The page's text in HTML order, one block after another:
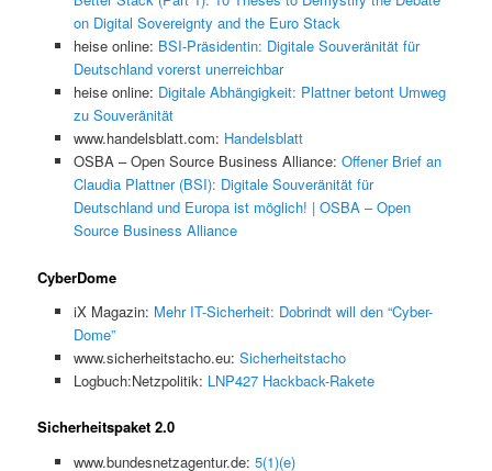
on Digital Sovereignty and the Euro Stack
heise online: BSI-Präsidentin: Digitale Souveränität für
Deutschland vorerst unerreichbar
heise online: Digitale Abhängigkeit: Plattner betont Umweg
zu Souveränität
www.handelsblatt.com: Handelsblatt
OSBA – Open Source Business Alliance: Offener Brief an
Claudia Plattner (BSI): Digitale Souveränität für
Deutschland und Europa ist möglich! | OSBA – Open
Source Business Alliance
CyberDome
iX Magazin: Mehr IT-Sicherheit: Dobrindt will den “Cyber-
Dome”
www.sicherheitstacho.eu: Sicherheitstacho
Logbuch:Netzpolitik: LNP427 Hackback-Rakete
Sicherheitspaket 2.0
www.bundesnetzagentur.de: 5(1)(e)